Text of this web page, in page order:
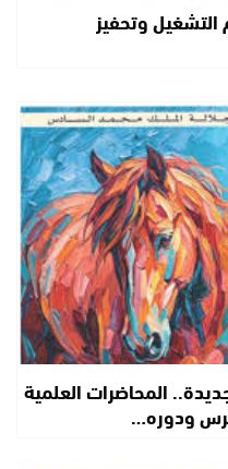
لدعم التشغيل وتحفيز
بالجديدة.. المحاضرات العلمية
ودوره…